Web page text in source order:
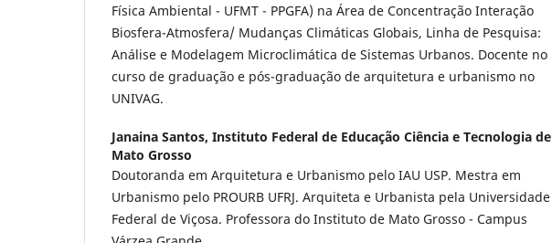
Física Ambiental - UFMT - PPGFA) na Área de Concentração Interação
Biosfera-Atmosfera/ Mudanças Climáticas Globais, Linha de Pesquisa:
Análise e Modelagem Microclimática de Sistemas Urbanos. Docente no
curso de graduação e pós-graduação de arquitetura e urbanismo no
UNIVAG.
Janaina Santos, Instituto Federal de Educação Ciência e Tecnologia de
Mato Grosso
Doutoranda em Arquitetura e Urbanismo pelo IAU USP. Mestra em
Urbanismo pelo PROURB UFRJ. Arquiteta e Urbanista pela Universidade
Federal de Viçosa. Professora do Instituto de Mato Grosso - Campus